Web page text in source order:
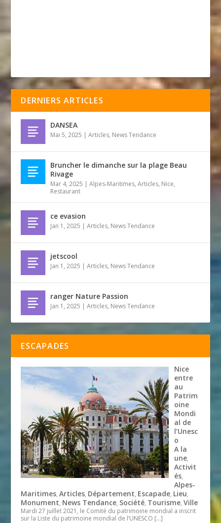
DERNIERS ARTICLES
DANSEA
Mai 5, 2025 |Articles, News Tendance
Bruncher le dimanche sur la plage Beau
Rivage
Mar 4, 2025 |Alpes-Maritimes,Articles, Nice,
Restaurant
ce evasion
Jan 1, 2025 |Articles, News Tendance
jetscool
Jan 1, 2025 |Articles, News Tendance
ranger Nature Passion
Jan 1, 2025 |Articles, News Tendance
ESCAPADES
Nice
entre
au
Patrim
oine
Mondi
al de
l’Unesc
o
A la
une,
Activit
és,
Alpes-
Maritimes,Articles, Département, Escapade, Lieu,
Monument, News Tendance, Société, Tourisme,Ville
Mardi 27 juillet 2021, le Comité du patrimoine mondial a inscrit
sur la Liste du patrimoine mondial de l’UNESCO […]